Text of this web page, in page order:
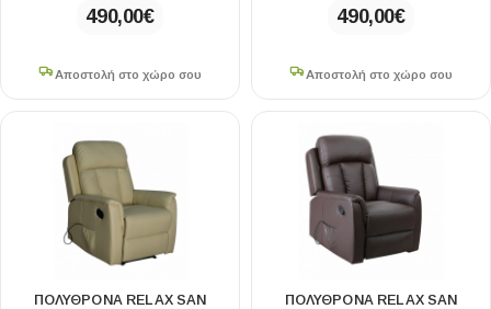
490,00€
Αποστολή στο χώρο σου
490,00€
Αποστολή στο χώρο σου
ΠΟΛΥΘΡΌΝΑ RELAX SAN
ΠΟΛΥΘΡΌΝΑ RELAX SAN